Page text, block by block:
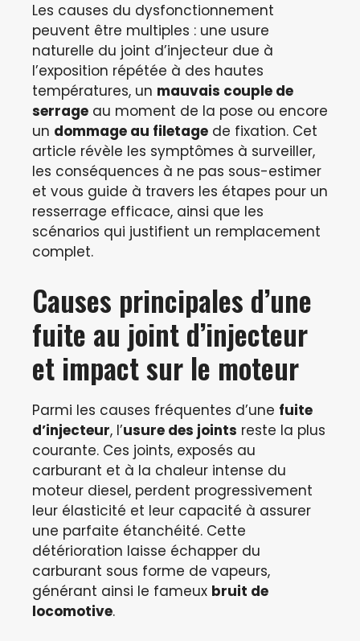
Les causes du dysfonctionnement
peuvent être multiples : une usure
naturelle du joint d’injecteur due à
l’exposition répétée à des hautes
températures, un mauvais couple de
serrage au moment de la pose ou encore
un dommage au filetage de fixation. Cet
article révèle les symptômes à surveiller,
les conséquences à ne pas sous-estimer
et vous guide à travers les étapes pour un
resserrage efficace, ainsi que les
scénarios qui justifient un remplacement
complet.
Causes principales d’une
fuite au joint d’injecteur
et impact sur le moteur
Parmi les causes fréquentes d’une fuite
d’injecteur, l’usure des joints reste la plus
courante. Ces joints, exposés au
carburant et à la chaleur intense du
moteur diesel, perdent progressivement
leur élasticité et leur capacité à assurer
une parfaite étanchéité. Cette
détérioration laisse échapper du
carburant sous forme de vapeurs,
générant ainsi le fameux bruit de
locomotive.